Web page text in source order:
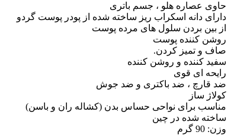
حاوی عصاره هلو ، جسم باتری
دارای دانه اسکراب ریز ساخته شده از پودر پوست گردو
از بین بردن سلول های مرده پوست
روشن کننده پوست
صاف و تمیز کردن.
سفید کننده و روشن کننده
رایحه ای قوی
ضد قارچ ، ضد باکتری و ضد جوش
کولاژ ساز
مناسب برای نواحی حساس بدن (کشاله ران و باسن)
ساخته شده در چین
وزن: 90 گرم